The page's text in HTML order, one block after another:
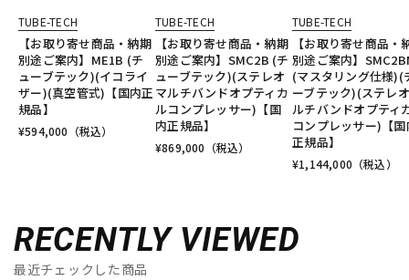
TUBE-TECH
【お取り寄せ商品・納期
別途ご案内】ME1B (チ
ューブテック)(イコライ
ザー)(真空管式)【国内正
規品】
¥594,000 （税込）
TUBE-TECH
【お取り寄せ商品・納期
別途ご案内】SMC2B (チ
ューブテック)(ステレオ
マルチバンドオプティカ
ルコンプレッサー)【国
内正規品】
¥869,000 （税込）
TUBE-TECH
【お取り寄せ商品・
別途ご案内】
(マスタリング仕様)(
ーブテック)(ステレ
ルチバンドオプティ
コンプレッサー)【国
正規品】
¥1,144,000 （税込）
RECENTLY VIEWED
最近チェックした商品